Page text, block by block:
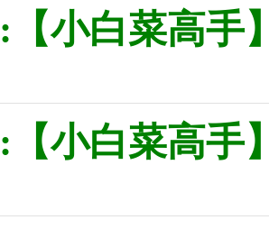
【小白菜高手
【小白菜高手